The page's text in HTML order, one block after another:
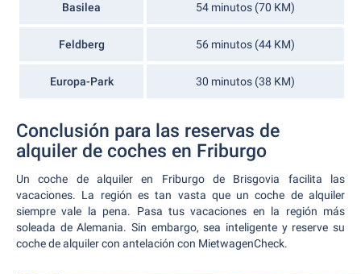
Basilea 54 minutos (70 KM)
Feldberg 56 minutos (44 KM)
Europa-Park 30 minutos (38 KM)
Conclusión para las reservas de
alquiler de coches en Friburgo
Un coche de alquiler en Friburgo de Brisgovia facilita las
vacaciones. La región es tan vasta que un coche de alquiler
siempre vale la pena. Pasa tus vacaciones en la región más
soleada de Alemania. Sin embargo, sea inteligente y reserve su
coche de alquiler con antelación con MietwagenCheck.